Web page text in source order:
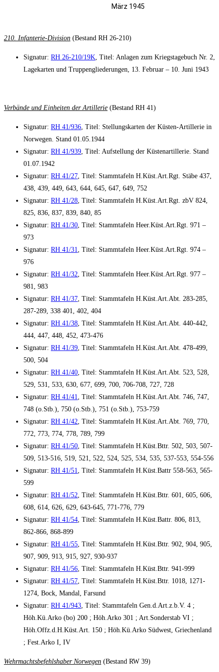
März 1945
210. Infanterie-Division (Bestand RH 26-210)
Signatur: RH 26-210/19K, Titel: Anlagen zum Kriegstagebuch Nr. 2,
Lagekarten und Truppengliederungen, 13. Februar – 10. Juni 1943
Verbände und Einheiten der Artillerie (Bestand RH 41)
Signatur: RH 41/936, Titel: Stellungskarten der Küsten-Artillerie in
Norwegen. Stand 01.05.1944
Signatur: RH 41/939, Titel: Aufstellung der Küstenartillerie. Stand
01.07.1942
Signatur: RH 41/27, Titel: Stammtafeln H.Küst.Art.Rgt. Stäbe 437,
438, 439, 449, 643, 644, 645, 647, 649, 752
Signatur: RH 41/28, Titel: Stammtafeln H.Küst.Art.Rgt. zbV 824,
825, 836, 837, 839, 840, 85
Signatur: RH 41/30, Titel: Stammtafeln Heer.Küst.Art.Rgt. 971 –
973
Signatur: RH 41/31, Titel: Stammtafeln Heer.Küst.Art.Rgt. 974 –
976
Signatur: RH 41/32, Titel: Stammtafeln Heer.Küst.Art.Rgt. 977 –
981, 983
Signatur: RH 41/37, Titel: Stammtafeln H.Küst.Art.Abt. 283-285,
287-289, 338 401, 402, 404
Signatur: RH 41/38, Titel: Stammtafeln H.Küst.Art.Abt. 440-442,
444, 447, 448, 452, 473-476
Signatur: RH 41/39, Titel: Stammtafeln H.Küst.Art.Abt. 478-499,
500, 504
Signatur: RH 41/40, Titel: Stammtafeln H.Küst.Art.Abt. 523, 528,
529, 531, 533, 630, 677, 699, 700, 706-708, 727, 728
Signatur: RH 41/41, Titel: Stammtafeln H.Küst.Art.Abt. 746, 747,
748 (o.Stb.), 750 (o.Stb.), 751 (o.Stb.), 753-759
Signatur: RH 41/42, Titel: Stammtafeln H.Küst.Art.Abt. 769, 770,
772, 773, 774, 778, 789, 799
Signatur: RH 41/50, Titel: Stammtafeln H.Küst.Bttr. 502, 503, 507-
509, 513-516, 519, 521, 522, 524, 525, 534, 535, 537-553, 554-556
Signatur: RH 41/51, Titel: Stammtafeln H.Küst.Battr 558-563, 565-
599
Signatur: RH 41/52, Titel: Stammtafeln H.Küst.Bttr. 601, 605, 606,
608, 614, 626, 629, 643-645, 771-776, 779
Signatur: RH 41/54, Titel: Stammtafeln H.Küst.Battr. 806, 813,
862-866, 868-899
Signatur: RH 41/55, Titel: Stammtafeln H.Küst.Bttr. 902, 904, 905,
907, 909, 913, 915, 927, 930-937
Signatur: RH 41/56, Titel: Stammtafeln H.Küst.Bttr. 941-999
Signatur: RH 41/57, Titel: Stammtafeln H.Küst.Bttr. 1018, 1271-
1274, Bock, Mandal, Farsund
Signatur: RH 41/943, Titel: Stammtafeln Gen.d.Art.z.b.V. 4 ;
Höh.Kü.Arko (bo) 200 ; Höh.Arko 301 ; Art.Sonderstab VI ;
Höh.Offz.d.H.Küst.Art. 150 ; Höh.Kü.Arko Südwest, Griechenland
; Fest.Arko I, IV
Wehrmachtsbefehlshaber Norwegen (Bestand RW 39)